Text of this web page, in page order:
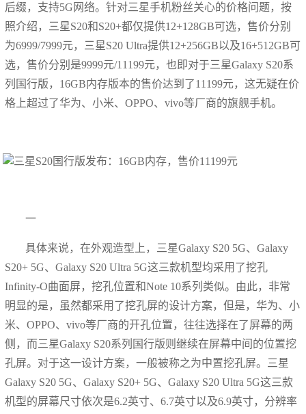
后缀，支持5G网络。针对三星手机粉丝关心的价格问题，按
照介绍，三星S20和S20+都仅提供12+128GB可选，售价分别
为6999/7999元，三星S20 Ultra提供12+256GB以及16+512GB可
选，售价分别是9999元/11199元，也即对于三星Galaxy S20系
列国行版，16GB内存版本的售价达到了11199元，这无疑在价
格上超过了华为、小米、OPPO、vivo等厂商的旗舰手机。
一
具体来说，在外观造型上，三星Galaxy S20 5G、Galaxy
S20+ 5G、Galaxy S20 Ultra 5G这三款机型均采用了挖孔
Infinity-O曲面屏，挖孔位置和Note 10系列类似。由此，非常
明显的是，虽然都采用了挖孔屏的设计方案，但是，华为、小
米、OPPO、vivo等厂商的开孔位置，往往选择在了屏幕的两
侧，而三星Galaxy S20系列国行版则继续在屏幕中间的位置挖
孔屏。对于这一设计方案，一般被称之为中置挖孔屏。三星
Galaxy S20 5G、Galaxy S20+ 5G、Galaxy S20 Ultra 5G这三款
机型的屏幕尺寸依次是6.2英寸、6.7英寸以及6.9英寸，分辨率